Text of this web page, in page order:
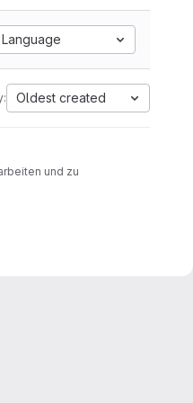
Language
Oldest created
und zu